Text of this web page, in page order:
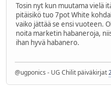
Tosin nyt kun muutama vielä
pitäisikö tuo 7pot White
vaiko jättää se ensi vuoteen.
noita marketin habaneroja,
ihan hyvä habanero.
@ugponics - UG Chilit päiväkirjat